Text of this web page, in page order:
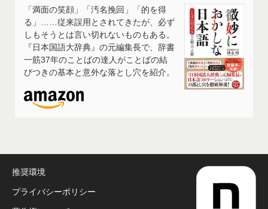
「満面の笑顔」「汚名挽回」「的を得
る」……従来誤用とされてきたが、必ず
しもそうとは言い切れないものもある。
『日本国語大辞典』の元編集長で、辞書
一筋37年のことばの達人がことばの結
びつきの基本と意外な落とし穴を紹介。
推奨環境
プライバシーポリシー